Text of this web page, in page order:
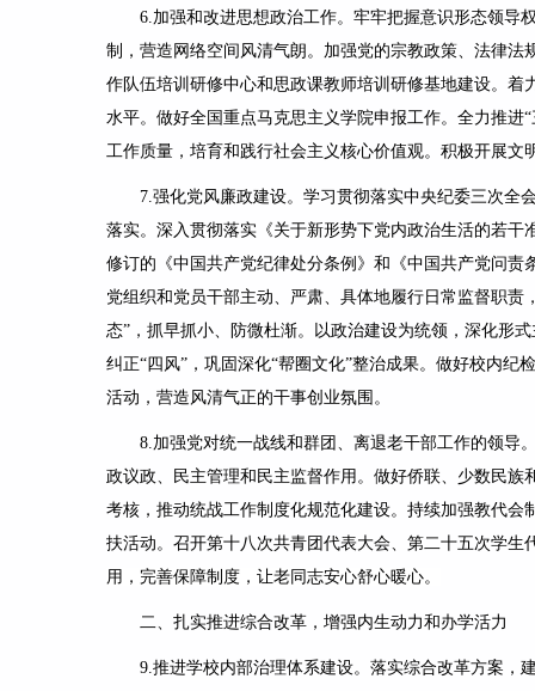
6.加强和改进思想政治工作。牢牢把握意识形态领导
制，营造网络空间风清气朗。加强党的宗教政策、法律
作队伍培训研修中心和思政课教师培训研修基地建设。
水平。做好全国重点马克思主义学院申报工作。全力推进
工作质量，培育和践行社会主义核心价值观。积极开展文
7.强化党风廉政建设。 学习贯彻落实中央纪委三次全
落实。深入贯彻落实《关于新形势下党内政治生活的若
修订的《中国共产党纪律处分条例》和《中国共产党问
党组织和党员干部主动、严肃、具体地履行日常监督职
态”，抓早抓小、防微杜渐。以政治建设为统领，深化形
纠正“四风”，巩固深化“帮圈文化”整治成果。做好校内
活动，营造风清气正的干事创业氛围。
8.加强党对统一战线和群团、离退老干部工作的领导
政议政、民主管理和民主监督作用。做好侨联、少数民
考核，推动统战工作制度化规范化建设。持续加强教代
扶活动。召开第十八次共青团代表大会、第二十五次学生
用，完善保障制度，让老同志安心舒心暖心。
二、扎实推进综合改革，增强内生动力和办学活力
9.推进学校内部治理体系建设。落实综合改革方案，